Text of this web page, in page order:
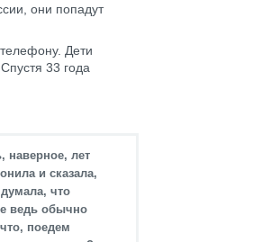
они попадут
Дети
33 года
наверное, лет
и сказала,
что
ведь обычно
поедем